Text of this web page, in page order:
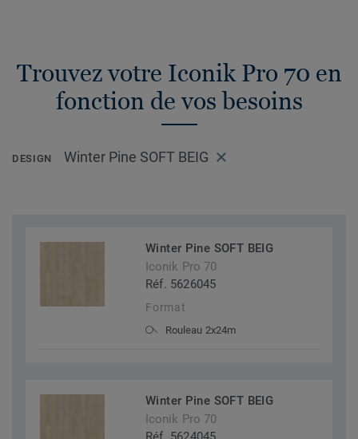
Trouvez votre Iconik Pro 70 en
fonction de vos besoins
DESIGN Winter Pine SOFT BEIG
Winter Pine SOFT BEIG
Iconik Pro 70
Réf. 5626045
Format
Rouleau 2x24m
Winter Pine SOFT BEIG
Iconik Pro 70